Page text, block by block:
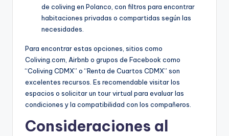
de coliving en Polanco, con filtros para encontrar
habitaciones privadas o compartidas según las
necesidades.
Para encontrar estas opciones, sitios como
Coliving.com, Airbnb o grupos de Facebook como
“Coliving CDMX” o “Renta de Cuartos CDMX” son
excelentes recursos. Es recomendable visitar los
espacios o solicitar un tour virtual para evaluar las
condiciones y la compatibilidad con los compañeros.
Consideraciones al